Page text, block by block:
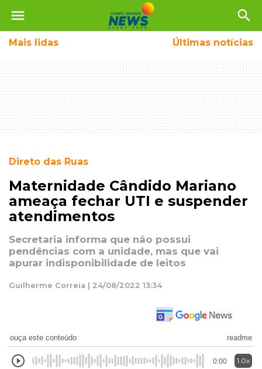
menu search
Mais lidas Últimas notícias
Direto das Ruas
Maternidade Cândido Mariano
ameaça fechar UTI e suspender
atendimentos
Secretaria informa que não possui
pendências com a unidade, mas que vai
apurar indisponibilidade de leitos
Guilherme Correia | 24/08/2022 13:34
ouça este conteúdo readme
0:00 1.0x